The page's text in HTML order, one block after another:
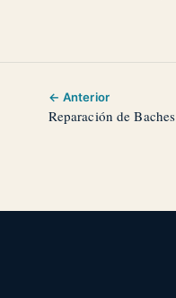
← Anterior
Reparación de Baches